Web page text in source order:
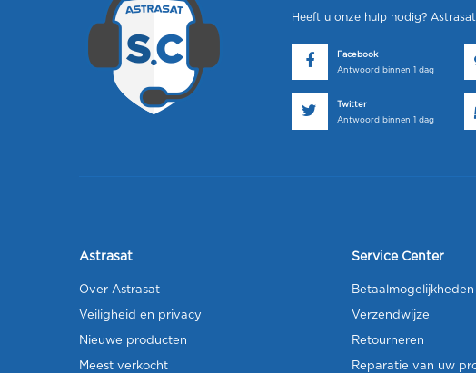
Heeft u onze hulp nodig?
Facebook
Antwoord binnen 1 dag
Twitter
Antwoord binnen 1 dag
Astrasat
Over Astrasat
Veiligheid en privacy
Nieuwe producten
Meest verkocht
Service Center
Betaalmogelijkheden
Verzendwijze
Retourneren
Reparatie van uw